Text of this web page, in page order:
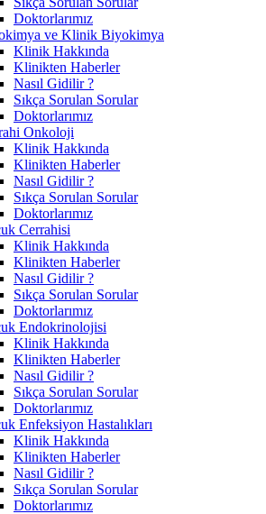
Doktorlarımız
ve Klinik Biyokimya
Klinik Hakkında
Klinikten Haberler
Nasıl Gidilir ?
Sıkça Sorulan Sorular
Doktorlarımız
Onkoloji
Klinik Hakkında
Klinikten Haberler
Nasıl Gidilir ?
Sıkça Sorulan Sorular
Doktorlarımız
Cerrahisi
Klinik Hakkında
Klinikten Haberler
Nasıl Gidilir ?
Sıkça Sorulan Sorular
Doktorlarımız
Endokrinolojisi
Klinik Hakkında
Klinikten Haberler
Nasıl Gidilir ?
Sıkça Sorulan Sorular
Doktorlarımız
Enfeksiyon Hastalıkları
Klinik Hakkında
Klinikten Haberler
Nasıl Gidilir ?
Sıkça Sorulan Sorular
Doktorlarımız